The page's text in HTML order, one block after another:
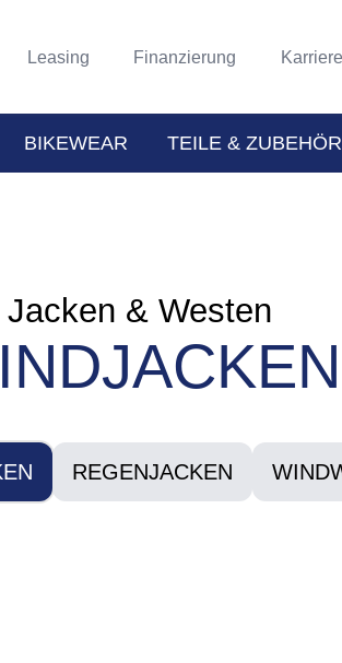
Leasing Finanzierung Karriere
BIKEWEAR TEILE & ZUBEHÖR
Jacken & Westen
REGENJACKEN